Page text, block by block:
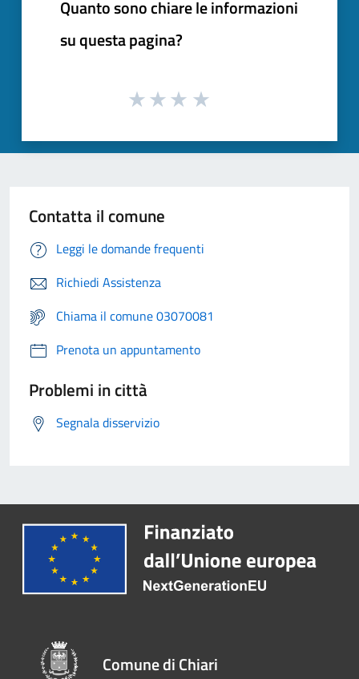
Quanto sono chiare le informazioni
su questa pagina?
Contatta il comune
Leggi le domande frequenti
Richiedi Assistenza
Chiama il comune 03070081
Prenota un appuntamento
Problemi in città
Segnala disservizio
Comune di Chiari